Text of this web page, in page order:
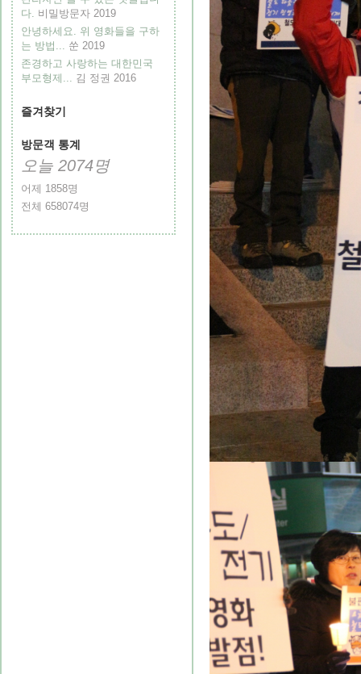
다. 비밀방문자 2019
안녕하세요. 위 영화들을 구하
는 방법... 쑨 2019
존경하고 사랑하는 대한민국
부모형제... 김 정권 2016
즐겨찾기
방문객 통계
오늘 2074명
어제 1858명
전체 658074명